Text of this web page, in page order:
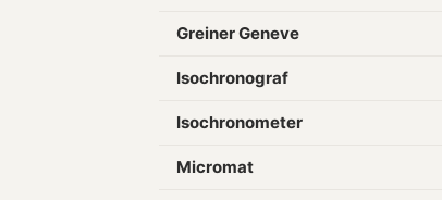
Greiner Geneve
Isochronograf
Isochronometer
Micromat